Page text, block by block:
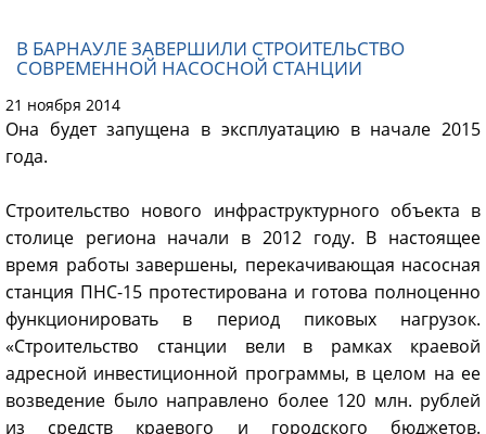
В БАРНАУЛЕ ЗАВЕРШИЛИ СТРОИТЕЛЬСТВО
СОВРЕМЕННОЙ НАСОСНОЙ СТАНЦИИ
21 ноября 2014
Она будет запущена в эксплуатацию в начале 2015
года.
Строительство нового инфраструктурного объекта в
столице региона начали в 2012 году. В настоящее
время работы завершены, перекачивающая насосная
станция ПНС-15 протестирована и готова полноценно
функционировать в период пиковых нагрузок.
«Строительство станции вели в рамках краевой
адресной инвестиционной программы, в целом на ее
возведение было направлено более 120 млн. рублей
из средств краевого и городского бюджетов.